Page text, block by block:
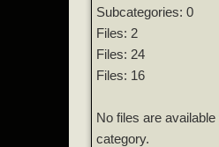
Subcategories: 0
Files: 2
Files: 24
Files: 16
No files are
category.